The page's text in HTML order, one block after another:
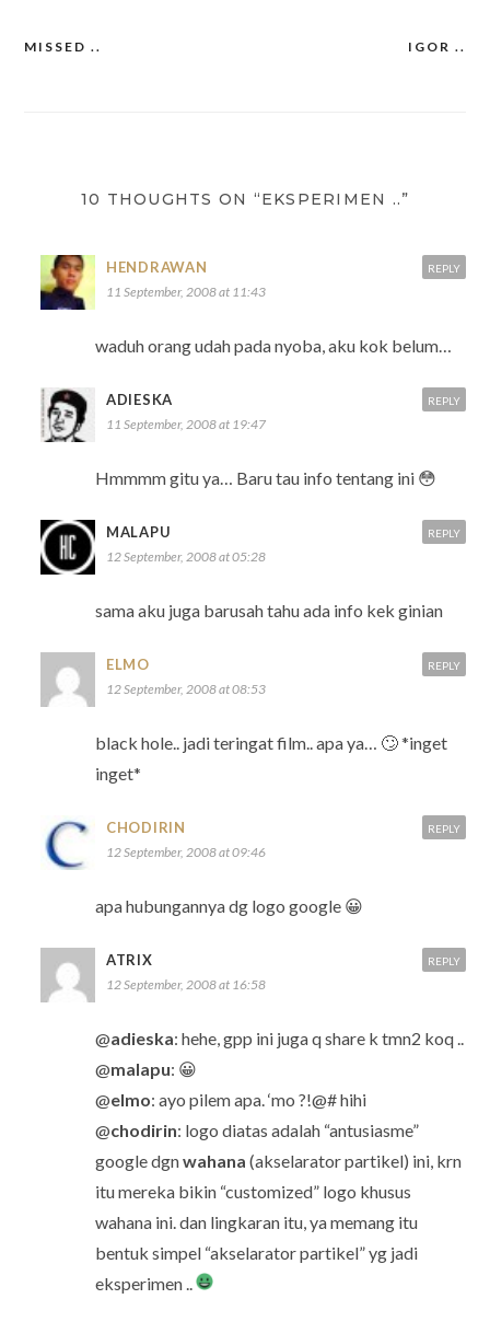
Post
IGOR ..
MISSED ..
10 THOUGHTS ON “EKSPERIMEN ..”
HENDRAWAN
11 September, 2008 at 11:43
waduh orang udah pada nyoba, aku kok belum…
REPLY
ADIESKA
11 September, 2008 at 19:47
Hmmmm gitu ya… Baru tau info tentang ini 😳
REPLY
MALAPU
12 September, 2008 at 05:28
sama aku juga barusah tahu ada info kek ginian
REPLY
ELMO
12 September, 2008 at 08:53
black hole.. jadi teringat film.. apa ya… 🙄 *inget
inget*
REPLY
CHODIRIN
12 September, 2008 at 09:46
apa hubungannya dg logo google 😀
REPLY
ATRIX
12 September, 2008 at 16:58
@adieska: hehe, gpp ini juga q share k tmn2 koq ..
@malapu: 😀
@elmo: ayo pilem apa. ‘mo ?!@# hihi
@chodirin: logo diatas adalah “antusiasme”
google dgnwahana (akselarator partikel) ini, krn
itu mereka bikin “customized” logo khusus
wahana ini. dan lingkaran itu, ya memang itu
bentuk simpel “akselarator partikel” yg jadi
eksperimen ..
REPLY